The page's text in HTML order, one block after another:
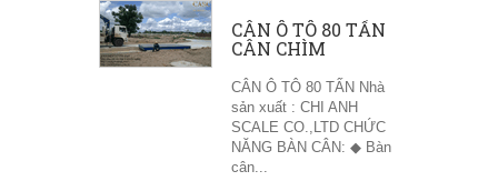
CÂN Ô TÔ 80 TẤN
CÂN CHÌM
CÂN Ô TÔ 80 TẤN Nhà
sản xuất : CHI ANH
SCALE CO.,LTD CHỨC
NĂNG BÀN CÂN: ◆ Bàn
cân...